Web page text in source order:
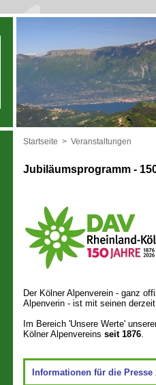
Startseite > Veranstaltungen
Jubiläumsprogramm -
Der Kölner Alpenverein - ganz
Alpenverin - ist mit seinen
Im Bereich 'Unsere Werte'
Kölner Alpenvereins seit 1876.
Informationen für die Presse